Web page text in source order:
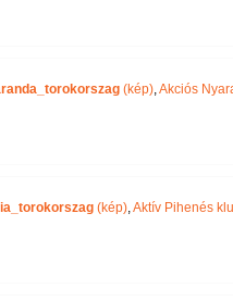
(kép),Akciós
(kép),Aktív Pihenés